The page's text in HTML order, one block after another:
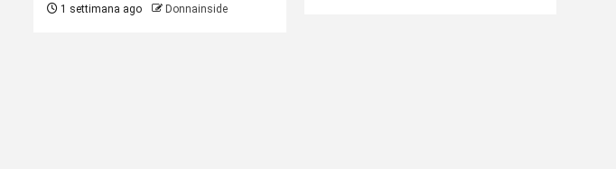
1 settimana ago Donnainside